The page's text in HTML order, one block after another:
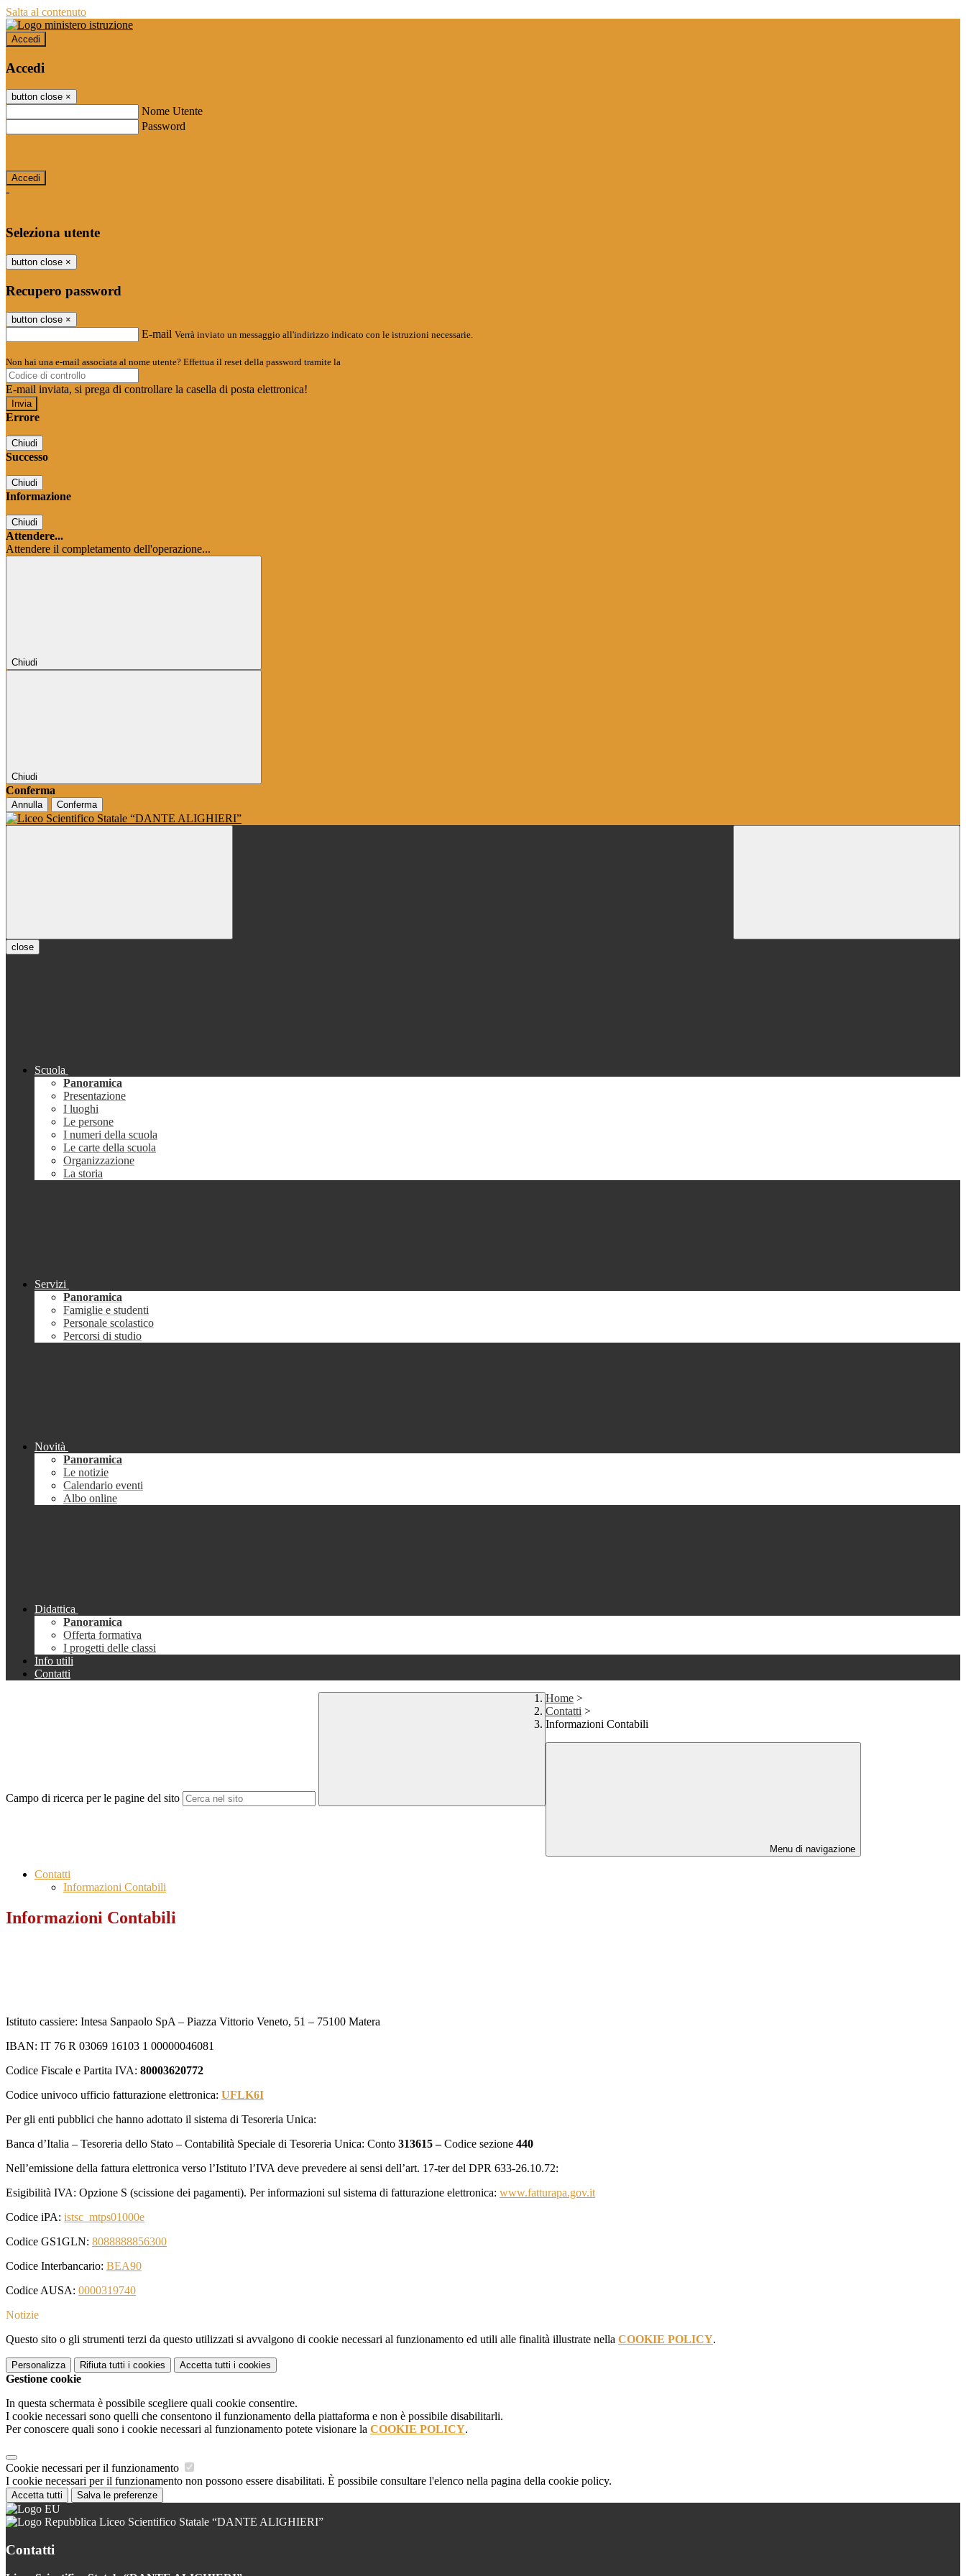
Salta al contenuto
Accedi
Accedi
button close ×
Nome Utente
Password
-
Seleziona utente
button close ×
Recupero password
button close ×
E-mail Verrà inviato un messaggio all'indirizzo indicato con le istruzioni necessarie.
Non hai una e-mail associata al nome utente? Effettua il reset della password tramite la
E-mail inviata, si prega di controllare la casella di posta elettronica!
Errore
Chiudi
Successo
Chiudi
Informazione
Chiudi
Attendere...
Attendere il completamento dell'operazione...
Chiudi
Chiudi
Conferma
Annulla Conferma
close
Scuola
Panoramica
Presentazione
I luoghi
Le persone
I numeri della scuola
Le carte della scuola
Organizzazione
La storia
Servizi
Panoramica
Famiglie e studenti
Personale scolastico
Percorsi di studio
Novità
Panoramica
Le notizie
Calendario eventi
Albo online
Didattica
Panoramica
Offerta formativa
I progetti delle classi
Info utili
Contatti
Campo di ricerca per le pagine del sito
Home >
Contatti >
Informazioni Contabili
Menu di navigazione
Contatti
Informazioni Contabili
Informazioni Contabili
Istituto cassiere: Intesa Sanpaolo SpA – Piazza Vittorio Veneto, 51 – 75100 Matera
IBAN: IT 76 R 03069 16103 1 00000046081
Codice Fiscale e Partita IVA: 80003620772
Codice univoco ufficio fatturazione elettronica: UFLK6I
Per gli enti pubblici che hanno adottato il sistema di Tesoreria Unica:
Banca d’Italia – Tesoreria dello Stato – Contabilità Speciale di Tesoreria Unica: Conto 313615 – Codice sezione 440
Nell’emissione della fattura elettronica verso l’Istituto l’IVA deve prevedere ai sensi dell’art. 17-ter del DPR 633-26.10.72:
Esigibilità IVA: Opzione S (scissione dei pagamenti). Per informazioni sul sistema di fatturazione elettronica: www.fatturapa.gov.it
Codice iPA: istsc_mtps01000e
Codice GS1GLN: 8088888856300
Codice Interbancario: BEA90
Codice AUSA: 0000319740
Notizie
Questo sito o gli strumenti terzi da questo utilizzati si avvalgono di cookie necessari al funzionamento ed utili alle finalità illustrate nella COOKIE POLICY.
Personalizza Rifiuta tutti i cookies Accetta tutti i cookies
Gestione cookie
In questa schermata è possibile scegliere quali cookie consentire.
I cookie necessari sono quelli che consentono il funzionamento della piattaforma e non è possibile disabilitarli.
Per conoscere quali sono i cookie necessari al funzionamento potete visionare la COOKIE POLICY.
Cookie necessari per il funzionamento
I cookie necessari per il funzionamento non possono essere disabilitati. È possibile consultare l'elenco nella pagina della cookie policy.
Accetta tutti Salva le preferenze
Liceo Scientifico Statale “DANTE ALIGHIERI”
Contatti